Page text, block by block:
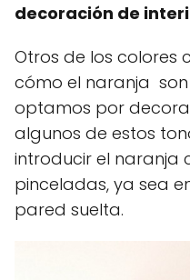
decoración de
Otros de los colores
cómo el naranja son
optamos por
algunos de estos
introducir el naranja
pinceladas, ya sea
pared suelta.